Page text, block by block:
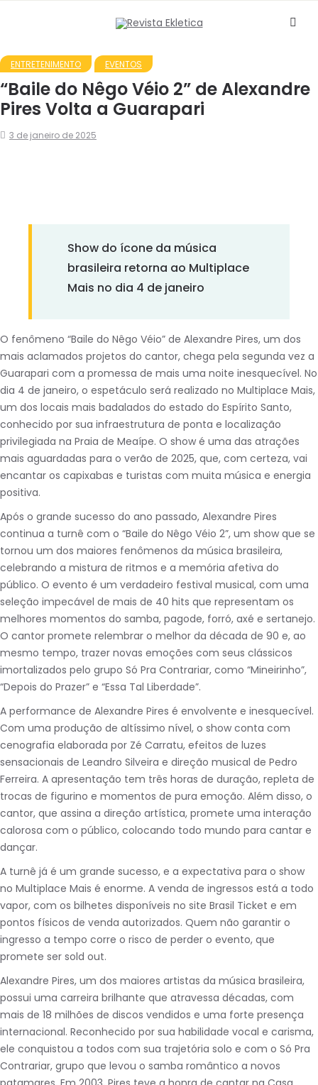
ENTRETENIMENTO EVENTOS
“Baile do Nêgo Véio 2” de Alexandre
Pires Volta a Guarapari
3 de janeiro de 2025
Show do ícone da música
brasileira retorna ao Multiplace
Mais no dia 4 de janeiro
O fenômeno “Baile do Nêgo Véio” de Alexandre Pires, um dos
mais aclamados projetos do cantor, chega pela segunda vez a
Guarapari com a promessa de mais uma noite inesquecível. No
dia 4 de janeiro, o espetáculo será realizado no Multiplace Mais,
um dos locais mais badalados do estado do Espírito Santo,
conhecido por sua infraestrutura de ponta e localização
privilegiada na Praia de Meaípe. O show é uma das atrações
mais aguardadas para o verão de 2025, que, com certeza, vai
encantar os capixabas e turistas com muita música e energia
positiva.
Após o grande sucesso do ano passado, Alexandre Pires
continua a turnê com o “Baile do Nêgo Véio 2”, um show que se
tornou um dos maiores fenômenos da música brasileira,
celebrando a mistura de ritmos e a memória afetiva do
público. O evento é um verdadeiro festival musical, com uma
seleção impecável de mais de 40 hits que representam os
melhores momentos do samba, pagode, forró, axé e sertanejo.
O cantor promete relembrar o melhor da década de 90 e, ao
mesmo tempo, trazer novas emoções com seus clássicos
imortalizados pelo grupo Só Pra Contrariar, como “Mineirinho”,
“Depois do Prazer” e “Essa Tal Liberdade”.
A performance de Alexandre Pires é envolvente e inesquecível.
Com uma produção de altíssimo nível, o show conta com
cenografia elaborada por Zé Carratu, efeitos de luzes
sensacionais de Leandro Silveira e direção musical de Pedro
Ferreira. A apresentação tem três horas de duração, repleta de
trocas de figurino e momentos de pura emoção. Além disso, o
cantor, que assina a direção artística, promete uma interação
calorosa com o público, colocando todo mundo para cantar e
dançar.
A turnê já é um grande sucesso, e a expectativa para o show
no Multiplace Mais é enorme. A venda de ingressos está a todo
vapor, com os bilhetes disponíveis no site Brasil Ticket e em
pontos físicos de venda autorizados. Quem não garantir o
ingresso a tempo corre o risco de perder o evento, que
promete ser sold out.
Alexandre Pires, um dos maiores artistas da música brasileira,
possui uma carreira brilhante que atravessa décadas, com
mais de 18 milhões de discos vendidos e uma forte presença
internacional. Reconhecido por sua habilidade vocal e carisma,
ele conquistou a todos com sua trajetória solo e com o Só Pra
Contrariar, grupo que levou o samba romântico a novos